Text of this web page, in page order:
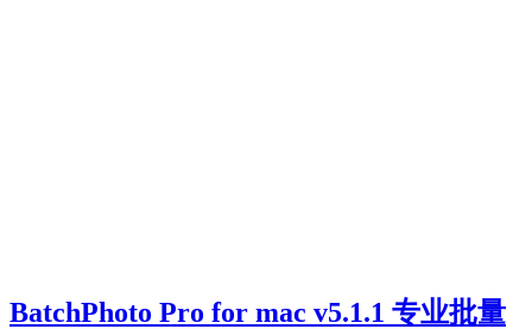
BatchPhoto Pro for mac v5.1.1 专业批量